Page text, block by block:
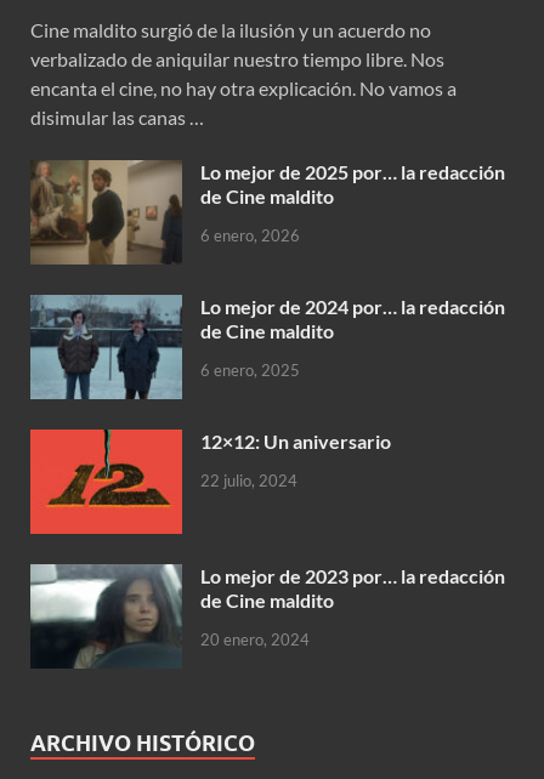
Cine maldito surgió de la ilusión y un acuerdo no
verbalizado de aniquilar nuestro tiempo libre. Nos
encanta el cine, no hay otra explicación. No vamos a
disimular las canas …
Lo mejor de 2025 por… la redacción
de Cine maldito
6 enero, 2026
Lo mejor de 2024 por… la redacción
de Cine maldito
6 enero, 2025
12×12: Un aniversario
22 julio, 2024
Lo mejor de 2023 por… la redacción
de Cine maldito
20 enero, 2024
ARCHIVO HISTÓRICO